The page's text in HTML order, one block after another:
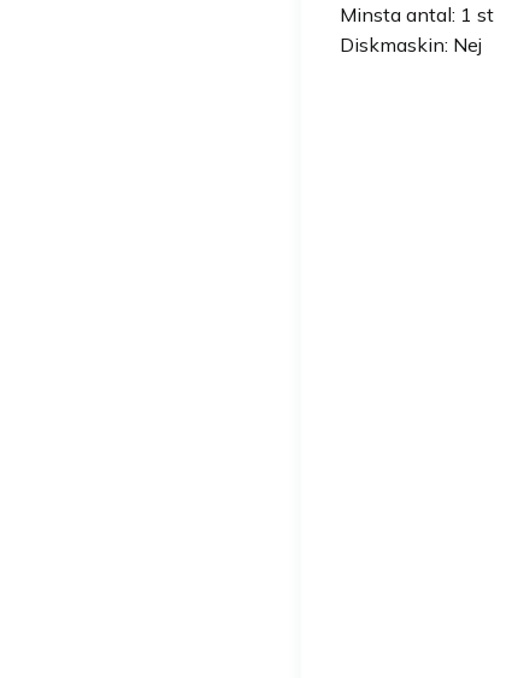
Minsta antal: 1 st
Diskmaskin: Nej